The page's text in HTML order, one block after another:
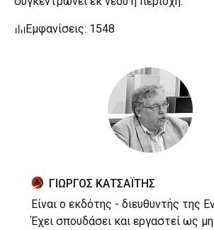
Εμφανίσεις: 1548
ΓΙΩΡΓΟΣ ΚΑΤΣΑΪΤΗΣ
Είναι ο εκδότης - διευθυντής της
Έχει σπουδάσει και εργαστεί ως